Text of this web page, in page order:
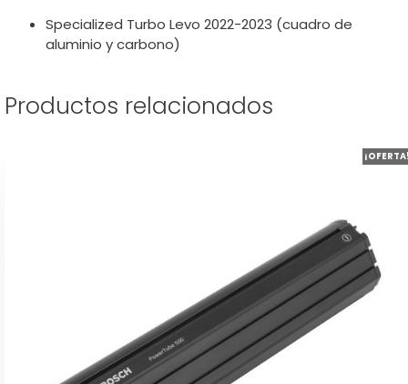
Specialized Turbo Levo 2022-2023 (cuadro de
aluminio y carbono)
Productos relacionados